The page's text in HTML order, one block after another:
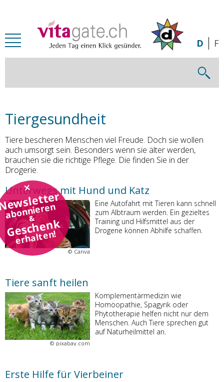
abonnieren
&
Geschenk
erhalten!
D F
Tiergesundheit
Tiere bescheren Menschen viel Freude. Doch sie wollen
auch umsorgt sein. Besonders wenn sie älter werden,
brauchen sie die richtige Pflege. Die finden Sie in der
Drogerie.
Unterwegs mit Hund und Katz
© Canva
Eine Autofahrt mit Tieren kann schnell
zum Albtraum werden. Ein gezieltes
Training und Hilfsmittel aus der
Drogerie können Abhilfe schaffen.
Tiere sanft heilen
© pixabay.com
Komplementärmedizin wie
Homöopathie, Spagyrik oder
Phytotherapie helfen nicht nur dem
Menschen. Auch Tiere sprechen gut
auf Naturheilmittel an.
Erste Hilfe für Vierbeiner